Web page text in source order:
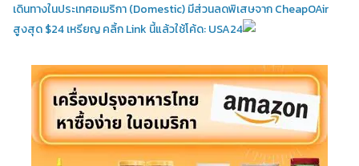
เดินทางในประเทศอเมริกา (Domestic)มีส่วนลดพิเสษจาก CheapOAir
สูงสุด $24 เหรียญ คลิ้ก Link นี้แล้วใช้โค้ด: USA24